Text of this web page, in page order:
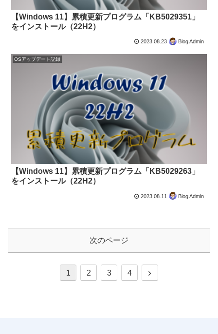
【Windows 11】累積更新プログラム「KB5029351」
をインストール（22H2）
2023.08.23 Blog Admin
OSアップデート記録
【Windows 11】累積更新プログラム「KB5029263」
をインストール（22H2）
2023.08.11 Blog Admin
次のページ
1 2 3 4
次